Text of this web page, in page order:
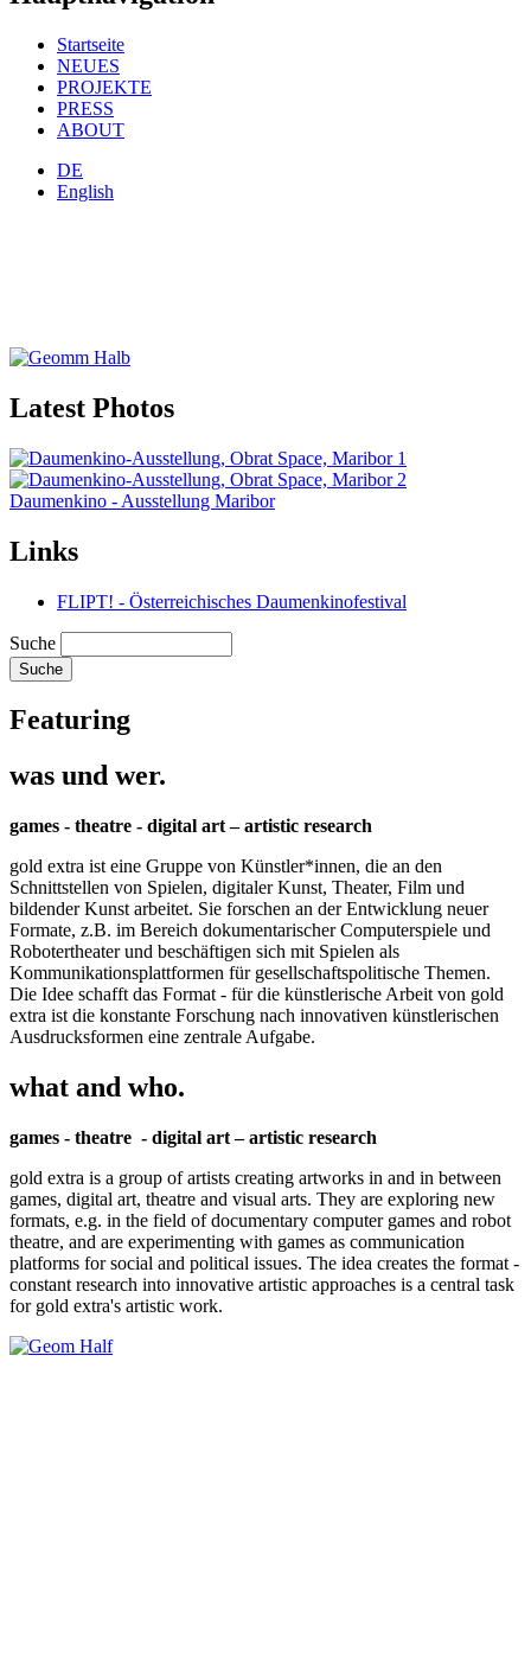
Startseite
NEUES
PROJEKTE
PRESS
ABOUT
DE
English
Latest Photos
Daumenkino - Ausstellung Maribor
Links
FLIPT! - Österreichisches Daumenkinofestival
Suche
Featuring
was und wer.
games - theatre - digital art – artistic research
gold extra ist eine Gruppe von Künstler*innen, die an den
Schnittstellen von Spielen, digitaler Kunst, Theater, Film und
bildender Kunst arbeitet. Sie forschen an der Entwicklung neuer
Formate, z.B. im Bereich dokumentarischer Computerspiele und
Robotertheater und beschäftigen sich mit Spielen als
Kommunikationsplattformen für gesellschaftspolitische Themen.
Die Idee schafft das Format - für die künstlerische Arbeit von gold
extra ist die konstante Forschung nach innovativen künstlerischen
Ausdrucksformen eine zentrale Aufgabe.
what and who.
games - theatre - digital art – artistic research
gold extra is a group of artists creating artworks in and in between
games, digital art, theatre and visual arts. They are exploring new
formats, e.g. in the field of documentary computer games and robot
theatre, and are experimenting with games as communication
platforms for social and political issues. The idea creates the format -
constant research into innovative artistic approaches is a central task
for gold extra's artistic work.